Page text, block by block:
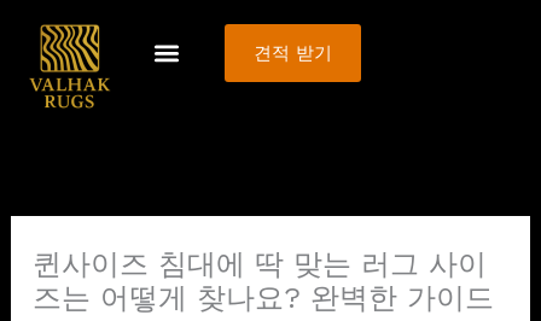
뛰
견적 받기
퀸사이즈 침대에 딱 맞는 러그 사이
즈는 어떻게 찾나요? 완벽한 가이드